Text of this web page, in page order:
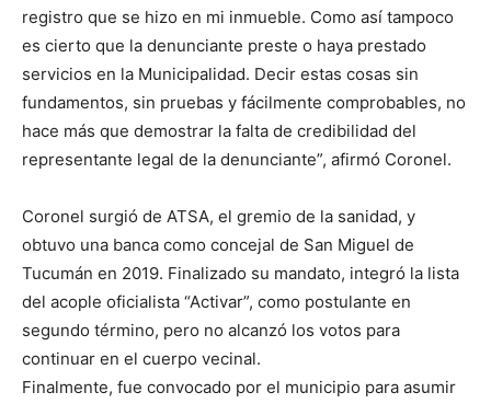
registro que se hizo en mi inmueble. Como así tampoco
es cierto que la denunciante preste o haya prestado
servicios en la Municipalidad. Decir estas cosas sin
fundamentos, sin pruebas y fácilmente comprobables, no
hace más que demostrar la falta de credibilidad del
representante legal de la denunciante”, afirmó Coronel.
Coronel surgió de ATSA, el gremio de la sanidad, y
obtuvo una banca como concejal de San Miguel de
Tucumán en 2019. Finalizado su mandato, integró la lista
del acople oficialista “Activar”, como postulante en
segundo término, pero no alcanzó los votos para
continuar en el cuerpo vecinal.
Finalmente, fue convocado por el municipio para asumir